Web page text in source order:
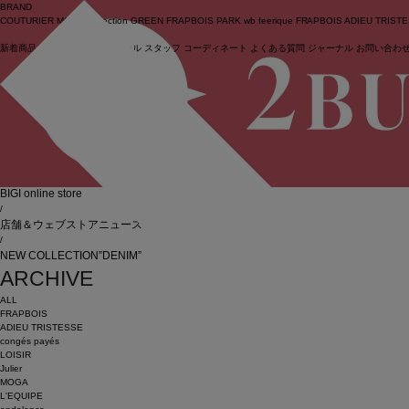
ログイン
BRAND
COUTURIER MOGA Collection GREEN FRAPBOIS PARK wb feerique FRAPBOIS ADIEU
新着商品 (ライブ) セール スタッフ コーディネート よくある質問 ジャーナル お問い合わ
BIGI online store
/
店舗＆ウェブストアニュース
/
NEW COLLECTION”DENIM”
ARCHIVE
ALL
FRAPBOIS
ADIEU TRISTESSE
congés payés
LOISIR
Julier
MOGA
L'EQUIPE